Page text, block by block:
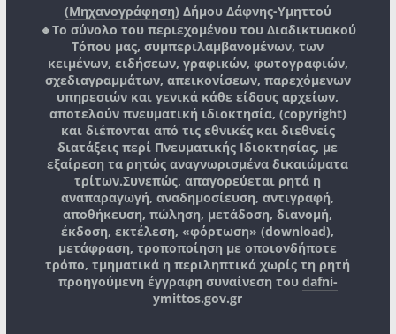
(Μηχανογράφηση) Δήμου Δάφνης-Υμηττού
🔸Το σύνολο του περιεχομένου του Διαδικτυακού
Τόπου μας, συμπεριλαμβανομένων, των
κειμένων, ειδήσεων, γραφικών, φωτογραφιών,
σχεδιαγραμμάτων, απεικονίσεων, παρεχόμενων
υπηρεσιών και γενικά κάθε είδους αρχείων,
αποτελούν πνευματική ιδιοκτησία, (copyright)
και διέπονται από τις εθνικές και διεθνείς
διατάξεις περί Πνευματικής Ιδιοκτησίας, με
εξαίρεση τα ρητώς αναγνωρισμένα δικαιώματα
τρίτων.Συνεπώς, απαγορεύεται ρητά η
αναπαραγωγή, αναδημοσίευση, αντιγραφή,
αποθήκευση, πώληση, μετάδοση, διανομή,
έκδοση, εκτέλεση, «φόρτωση» (download),
μετάφραση, τροποποίηση με οποιονδήποτε
τρόπο, τμηματικά η περιληπτικά χωρίς τη ρητή
προηγούμενη έγγραφη συναίνεση του dafni-
ymittos.gov.gr